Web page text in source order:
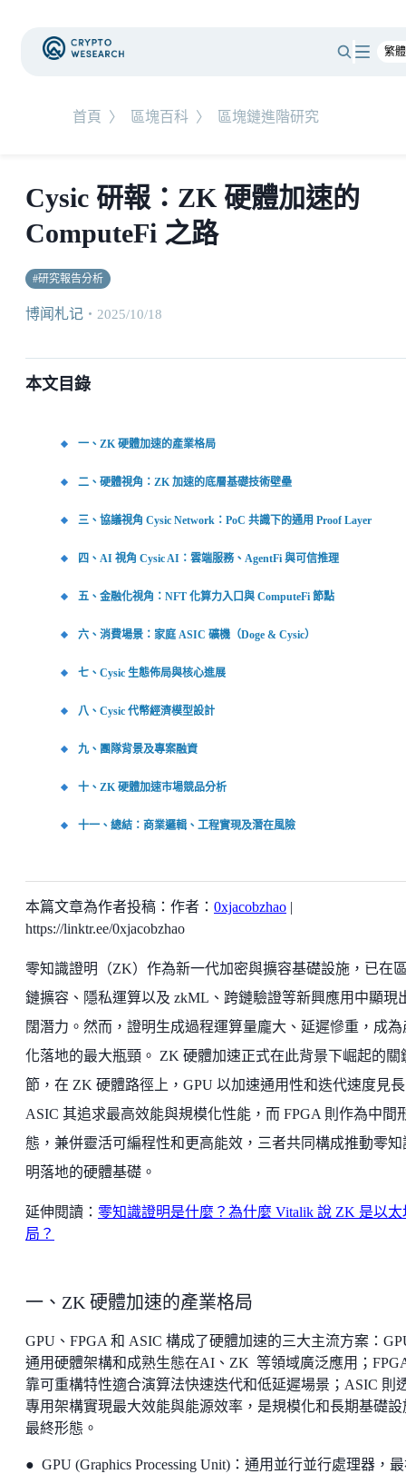
首頁 〉 區塊百科 〉 區塊鏈進階研究
Cysic 研報：ZK 硬體加速的
ComputeFi 之路
#研究報告分析
博闻札记 ・ 2025/10/18
本文目錄
一、ZK 硬體加速的產業格局
二、硬體視角：ZK 加速的底層基礎技術壁壘
三、協議視角 Cysic Network：PoC 共識下的通用 Proof Layer
四、AI 視角 Cysic AI：雲端服務、AgentFi 與可信推理
五、金融化視角：NFT 化算力入口與 ComputeFi 節點
六、消費場景：家庭 ASIC 礦機（Doge & Cysic）
七、Cysic 生態佈局與核心進展
八、Cysic 代幣經濟模型設計
九、團隊背景及專案融資
十、ZK 硬體加速市場競品分析
十一、總結：商業邏輯、工程實現及潛在風險
本篇文章為作者投稿：作者： 0xjacobzhao |
https://linktr.ee/0xjacobzhao
零知識證明（ZK）作為新一代加密與擴容基礎設施，已在
鏈擴容、隱私運算以及 zkML、跨鏈驗證等新興應用中顯現
闊潛力。然而，證明生成過程運算量龐大、延遲慘重，成為
化落地的最大瓶頸。 ZK 硬體加速正式在此背景下崛起的關
節，在 ZK 硬體路徑上，GPU 以加速通用性和迭代速度見
ASIC 其追求最高效能與規模化性能，而 FPGA 則作為中間
態，兼併靈活可編程性和更高能效，三者共同構成推動零知
明落地的硬體基礎。
延伸閱讀： 零知識證明是什麼？為什麼 Vitalik 說 ZK 是以太
局？
一、ZK 硬體加速的產業格局
GPU、FPGA 和 ASIC 構成了硬體加速的三大主流方案：
通用硬體架構和成熟生態在AI、ZK 等領域廣泛應用；
靠可重構特性適合演算法快速迭代和低延遲場景；ASIC 則
專用架構實現最大效能與能源效率，是規模化和長期基礎設
最終形態。
● GPU (Graphics Processing Unit)：通用並行並行處理器，